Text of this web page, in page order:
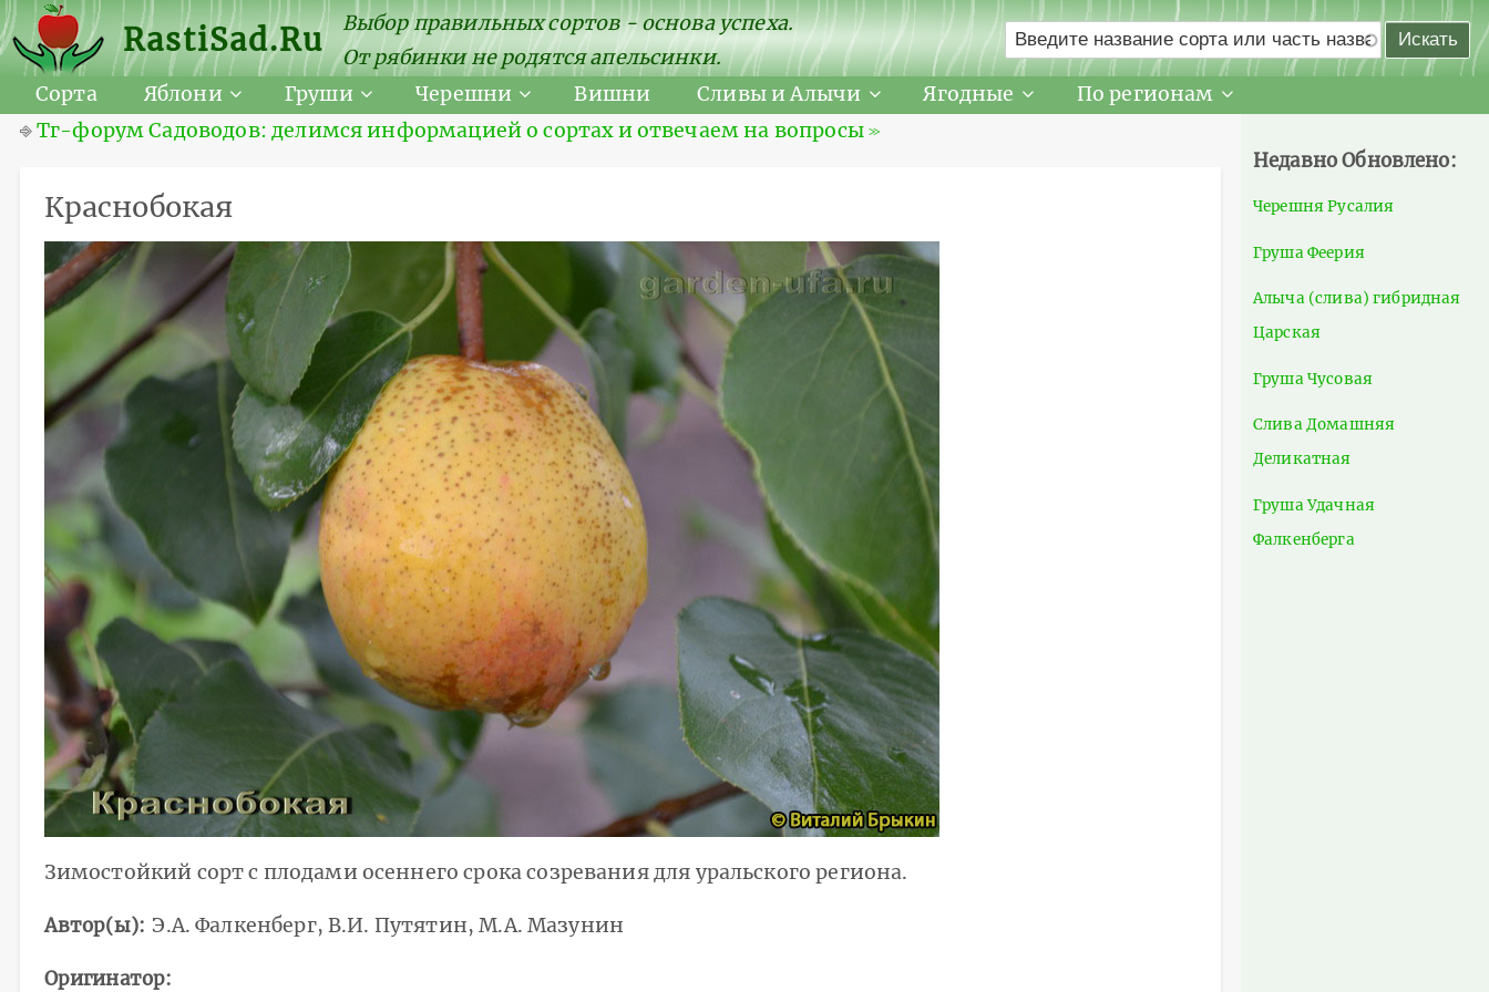
RastiSad.Ru
Выбор правильных сортов - основа успеха.
От рябинки не родятся апельсинки.
Сорта
Яблони Груши Черешни Вишни Сливы и Алычи Ягодные
По регионам
⎆Тг-форум Садоводов: делимся информацией о сортах и отвечаем на вопросы ≫
Краснобокая
Зимостойкий сорт с плодами осеннего срока созревания для уральского региона.
Автор(ы) Э.А. Фалкенберг, В.И. Путятин, М.А. Мазунин
Оригинатор
Недавно Обновлено:
Черешня Русалия
Груша Феерия
Алыча (слива) гибридная
Царская
Груша Чусовая
Слива Домашняя
Деликатная
Груша Удачная
Фалкенберга